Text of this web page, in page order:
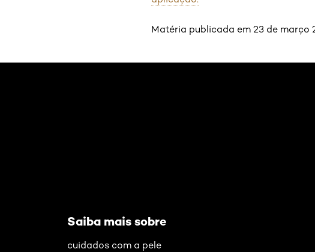
Matéria publicada em 23 de março
Saiba mais sobre
cuidados com a pele